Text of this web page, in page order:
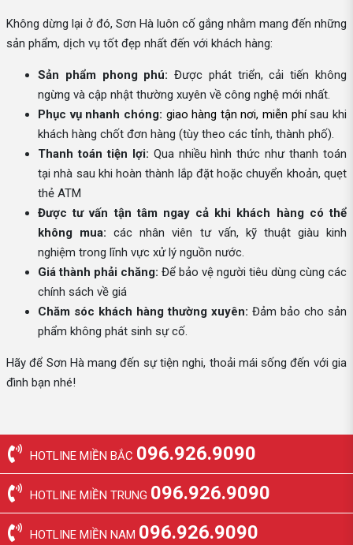
Không dừng lại ở đó, Sơn Hà luôn cố gắng nhằm mang đến những
sản phẩm, dịch vụ tốt đẹp nhất đến với khách hàng:
Sản phẩm phong phú:Được phát triển, cải tiến không
ngừng và cập nhật thường xuyên về công nghệ mới nhất.
Phục vụ nhanh chóng: giao hàng tận nơi, miễn phísau khi
khách hàng chốt đơn hàng (tùy theo các tỉnh, thành phố).
Thanh toán tiện lợi: Qua nhiều hình thức như thanh toán
tại nhà sau khi hoàn thành lắp đặt hoặc chuyển khoản, quẹt
thẻ ATM
Được tư vấn tận tâm ngay cả khi khách hàng có thể
không mua: các nhân viên tư vấn, kỹ thuật giàu kinh
nghiệm trong lĩnh vực xử lý nguồn nước.
Giá thành phải chăng: Để bảo vệ người tiêu dùng cùng các
chính sách về giá
Chăm sóc khách hàng thường xuyên: Đảm bảo cho sản
phẩm không phát sinh sự cố.
Hãy để Sơn Hà mang đến sự tiện nghi, thoải mái sống đến với gia
đình bạn nhé!
HOTLINE MIỀN BẮC 096.926.9090
HOTLINE MIỀN TRUNG 096.926.9090
HOTLINE MIỀN NAM 096.926.9090